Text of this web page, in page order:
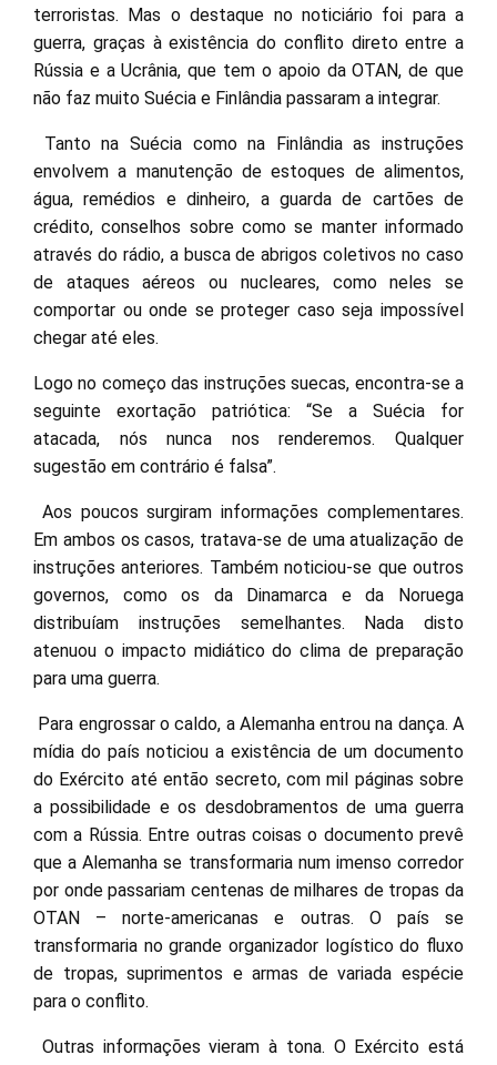
terroristas. Mas o destaque no noticiário foi para a
guerra, graças à existência do conflito direto entre a
Rússia e a Ucrânia, que tem o apoio da OTAN, de que
não faz muito Suécia e Finlândia passaram a integrar.
Tanto na Suécia como na Finlândia as instruções
envolvem a manutenção de estoques de alimentos,
água, remédios e dinheiro, a guarda de cartões de
crédito, conselhos sobre como se manter informado
através do rádio, a busca de abrigos coletivos no caso
de ataques aéreos ou nucleares, como neles se
comportar ou onde se proteger caso seja impossível
chegar até eles.
Logo no começo das instruções suecas, encontra-se a
seguinte exortação patriótica: “Se a Suécia for
atacada, nós nunca nos renderemos. Qualquer
sugestão em contrário é falsa”.
Aos poucos surgiram informações complementares.
Em ambos os casos, tratava-se de uma atualização de
instruções anteriores. Também noticiou-se que outros
governos, como os da Dinamarca e da Noruega
distribuíam instruções semelhantes. Nada disto
atenuou o impacto midiático do clima de preparação
para uma guerra.
Para engrossar o caldo, a Alemanha entrou na dança. A
mídia do país noticiou a existência de um documento
do Exército até então secreto, com mil páginas sobre
a possibilidade e os desdobramentos de uma guerra
com a Rússia. Entre outras coisas o documento prevê
que a Alemanha se transformaria num imenso corredor
por onde passariam centenas de milhares de tropas da
OTAN – norte-americanas e outras. O país se
transformaria no grande organizador logístico do fluxo
de tropas, suprimentos e armas de variada espécie
para o conflito.
Outras informações vieram à tona. O Exército está